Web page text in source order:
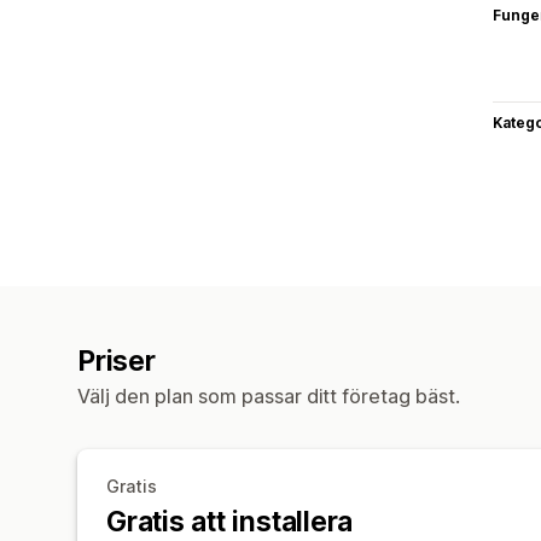
Priser
Välj den plan som passar ditt företag bäst.
Gratis
Gratis att installera